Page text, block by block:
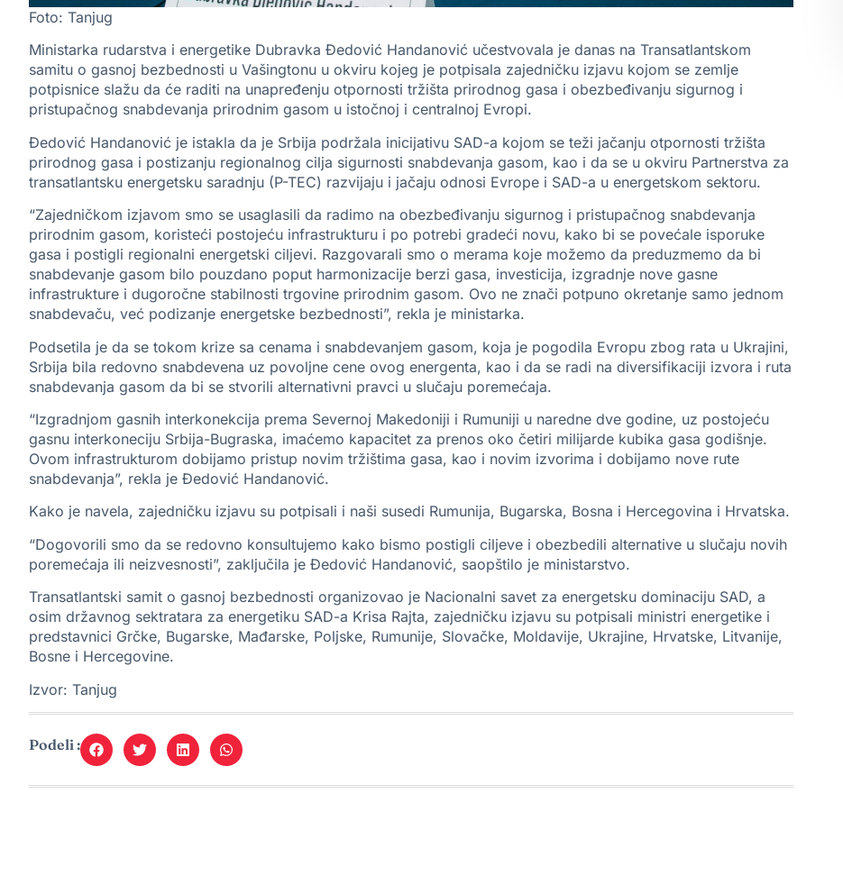
Foto: Tanjug
Ministarka rudarstva i energetike Dubravka Đedović Handanović učestvovala je danas na Transatlantskom
samitu o gasnoj bezbednosti u Vašingtonu u okviru kojeg je potpisala zajedničku izjavu kojom se zemlje
potpisnice slažu da će raditi na unapređenju otpornosti tržišta prirodnog gasa i obezbeđivanju sigurnog i
pristupačnog snabdevanja prirodnim gasom u istočnoj i centralnoj Evropi.
Đedović Handanović je istakla da je Srbija podržala inicijativu SAD-a kojom se teži jačanju otpornosti tržišta
prirodnog gasa i postizanju regionalnog cilja sigurnosti snabdevanja gasom, kao i da se u okviru Partnerstva za
transatlantsku energetsku saradnju (P-TEC) razvijaju i jačaju odnosi Evrope i SAD-a u energetskom sektoru.
“Zajedničkom izjavom smo se usaglasili da radimo na obezbeđivanju sigurnog i pristupačnog snabdevanja
prirodnim gasom, koristeći postojeću infrastrukturu i po potrebi gradeći novu, kako bi se povećale isporuke
gasa i postigli regionalni energetski ciljevi. Razgovarali smo o merama koje možemo da preduzmemo da bi
snabdevanje gasom bilo pouzdano poput harmonizacije berzi gasa, investicija, izgradnje nove gasne
infrastrukture i dugoročne stabilnosti trgovine prirodnim gasom. Ovo ne znači potpuno okretanje samo jednom
snabdevaču, već podizanje energetske bezbednosti”, rekla je ministarka.
Podsetila je da se tokom krize sa cenama i snabdevanjem gasom, koja je pogodila Evropu zbog rata u Ukrajini,
Srbija bila redovno snabdevena uz povoljne cene ovog energenta, kao i da se radi na diversifikaciji izvora i ruta
snabdevanja gasom da bi se stvorili alternativni pravci u slučaju poremećaja.
“Izgradnjom gasnih interkonekcija prema Severnoj Makedoniji i Rumuniji u naredne dve godine, uz postojeću
gasnu interkoneciju Srbija-Bugraska, imaćemo kapacitet za prenos oko četiri milijarde kubika gasa godišnje.
Ovom infrastrukturom dobijamo pristup novim tržištima gasa, kao i novim izvorima i dobijamo nove rute
snabdevanja”, rekla je Đedović Handanović.
Kako je navela, zajedničku izjavu su potpisali i naši susedi Rumunija, Bugarska, Bosna i Hercegovina i Hrvatska.
“Dogovorili smo da se redovno konsultujemo kako bismo postigli ciljeve i obezbedili alternative u slučaju novih
poremećaja ili neizvesnosti”, zaključila je Đedović Handanović, saopštilo je ministarstvo.
Transatlantski samit o gasnoj bezbednosti organizovao je Nacionalni savet za energetsku dominaciju SAD, a
osim državnog sektratara za energetiku SAD-a Krisa Rajta, zajedničku izjavu su potpisali ministri energetike i
predstavnici Grčke, Bugarske, Mađarske, Poljske, Rumunije, Slovačke, Moldavije, Ukrajine, Hrvatske, Litvanije,
Bosne i Hercegovine.
Izvor: Tanjug
Podeli :